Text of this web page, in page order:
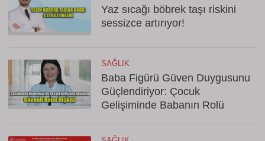
Yaz sıcağı böbrek taşı riskini
sessizce artırıyor!
SAĞLIK
Baba Figürü Güven Duygusunu
Güçlendiriyor: Çocuk
Gelişiminde Babanın Rolü